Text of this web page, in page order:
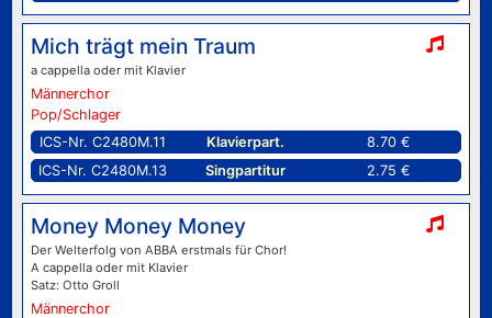
Mich trägt mein Traum
a cappella oder mit Klavier
Männerchor
Pop/Schlager
ICS-Nr. C2480M.11
Klavierpart.
8.70 €
ICS-Nr. C2480M.13
Singpartitur 2.75 €
Money Money Money
Der Welterfolg von ABBA erstmals für Chor!
A cappella oder mit Klavier
Satz: Otto Groll
Männerchor